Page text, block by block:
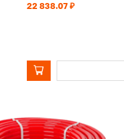
22 838.07 ₽